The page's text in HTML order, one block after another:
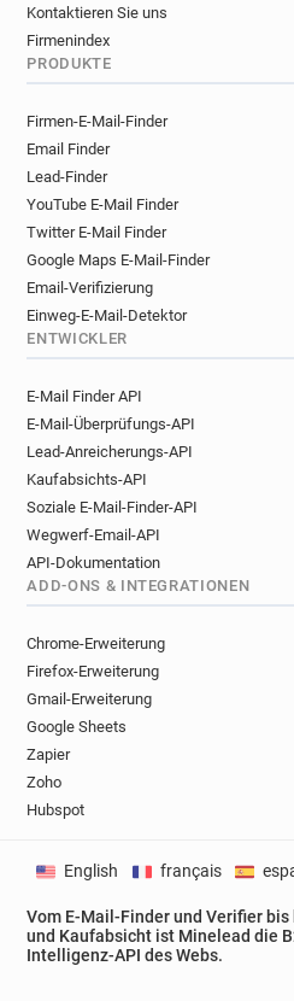
Kontaktieren Sie uns
Firmenindex
PRODUKTE
Firmen-E-Mail-Finder
Email Finder
Lead-Finder
YouTube E-Mail Finder
Twitter E-Mail Finder
Google Maps E-Mail-Finder
Email-Verifizierung
Einweg-E-Mail-Detektor
ENTWICKLER
E-Mail Finder API
E-Mail-Überprüfungs-API
Lead-Anreicherungs-API
Kaufabsichts-API
Soziale E-Mail-Finder-API
Wegwerf-Email-API
API-Dokumentation
ADD-ONS & INTEGRATIONEN
Chrome-Erweiterung
Firefox-Erweiterung
Gmail-Erweiterung
Google Sheets
Zapier
Zoho
Hubspot
Vom E-Mail-Finder und Verifier
und Kaufabsicht ist Minelead die
Intelligenz-API des Webs.
English français